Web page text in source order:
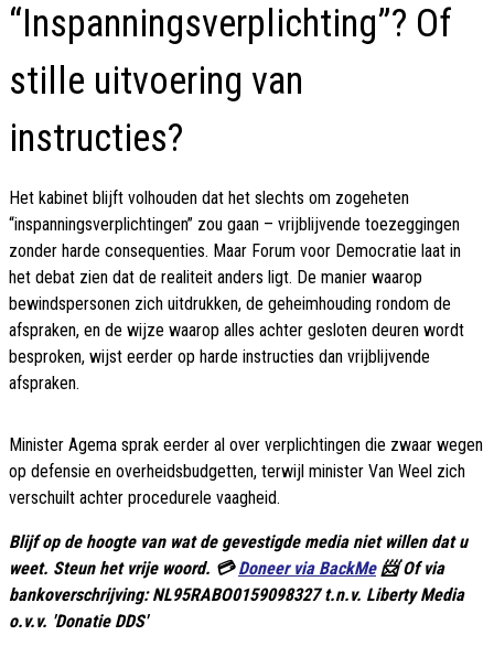
“Inspanningsverplichting”? Of
stille uitvoering van
instructies?
Het kabinet blijft volhouden dat het slechts om zogeheten
“inspanningsverplichtingen” zou gaan – vrijblijvende toezeggingen
zonder harde consequenties. Maar Forum voor Democratie laat in
het debat zien dat de realiteit anders ligt. De manier waarop
bewindspersonen zich uitdrukken, de geheimhouding rondom de
afspraken, en de wijze waarop alles achter gesloten deuren wordt
besproken, wijst eerder op harde instructies dan vrijblijvende
afspraken.
Minister Agema sprak eerder al over verplichtingen die zwaar wegen
op defensie en overheidsbudgetten, terwijl minister Van Weel zich
verschuilt achter procedurele vaagheid.
Blijf op de hoogte van wat de gevestigde media niet willen dat u
weet. Steun het vrije woord. 💳Doneer via BackMe📨 Of via
bankoverschrijving: NL95RABO0159098327 t.n.v. Liberty Media
o.v.v. 'Donatie DDS'